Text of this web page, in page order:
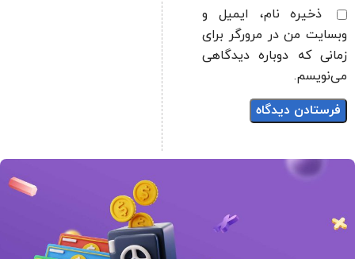
ذخیره نام، ایمیل و
وبسایت من در مرورگر برای
زمانی که دوباره دیدگاهی
می‌نویسم.